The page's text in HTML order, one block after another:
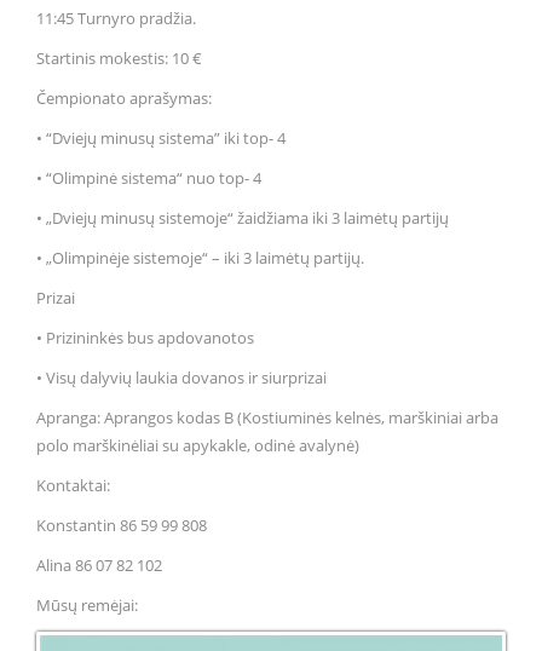
11:45 Turnyro pradžia.
Startinis mokestis: 10 €
Čempionato aprašymas:
• “Dviejų minusų sistema” iki top- 4
• “Olimpinė sistema“ nuo top- 4
• „Dviejų minusų sistemoje“ žaidžiama iki 3 laimėtų partijų
• „Olimpinėje sistemoje“ – iki 3 laimėtų partijų.
Prizai
• Prizininkės bus apdovanotos
• Visų dalyvių laukia dovanos ir siurprizai
Apranga: Aprangos kodas B (Kostiuminės kelnės, marškiniai arba
polo marškinėliai su apykakle, odinė avalynė)
Kontaktai:
Konstantin 86 59 99 808
Alina 86 07 82 102
Mūsų remėjai: